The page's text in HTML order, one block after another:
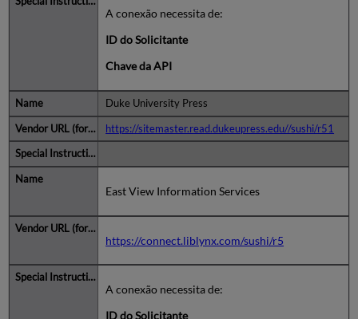
A conexão necessita de:
ID do Solicitante
Chave da API
Duke University Press
https://sitemaster.read.dukeupress.edu//sushi/r51
East View Information Services
https://connect.liblynx.com/sushi/r5
A conexão necessita de:
ID do Solicitante